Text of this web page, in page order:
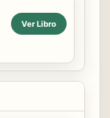
Ver Libro